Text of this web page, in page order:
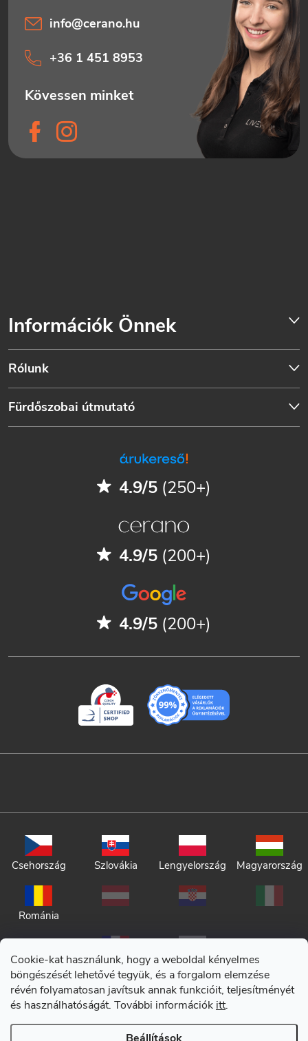
Cookie-kat használunk, hogy a weboldal kényelmes
böngészését lehetővé tegyük, és a forgalom elemzése
révén folyamatosan javítsuk annak funkcióit, teljesítményét
és használhatóságát. További információk itt.
Információk Önnek
Rólunk
Fürdőszobai útmutató
info@cerano.hu
+36 1 451 8953
4.9/5 (250+)
4.9/5 (200+)
4.9/5 (200+)
Csehország Szlovákia Lengyelország Magyarország
Románia